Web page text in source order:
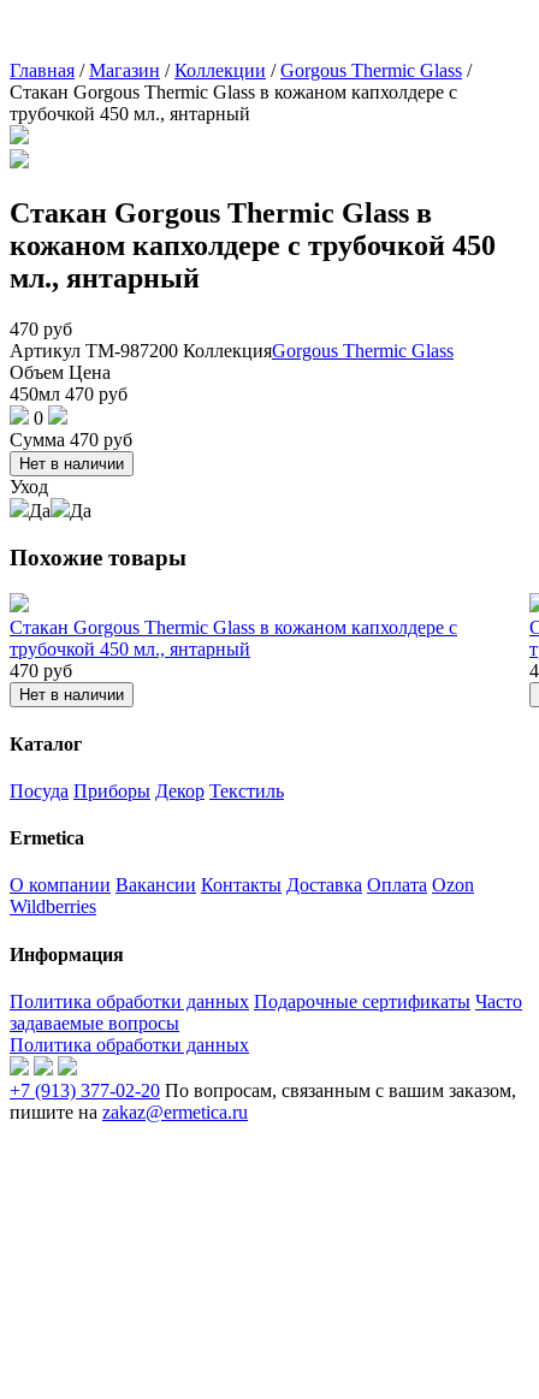
Главная /Магазин /Коллекции /Gorgous Thermic Glass /
Стакан Gorgous Thermic Glass в кожаном капхолдере с
трубочкой 450 мл., янтарный
Стакан Gorgous Thermic Glass в
кожаном капхолдере с трубочкой 450
мл., янтарный
470 руб
Артикул TM-987200 КоллекцияGorgous Thermic Glass
Объем Цена
450мл 470 руб
0
Сумма 470 руб
Нет в наличии
Уход
Да
Да
Похожие товары
Стакан Gorgous Thermic Glass в кожаном капхолдере с
трубочкой 450 мл., янтарный
470 руб
Нет в наличии
Каталог
Посуда Приборы Декор Текстиль
Ermetica
О компании Вакансии Контакты Доставка Оплата Ozon
Wildberries
Информация
Политика обработки данных Подарочные сертификаты Часто
задаваемые вопросы
Политика обработки данных
+7 (913) 377-02-20 По вопросам, связанным с вашим заказом,
пишите на zakaz@ermetica.ru